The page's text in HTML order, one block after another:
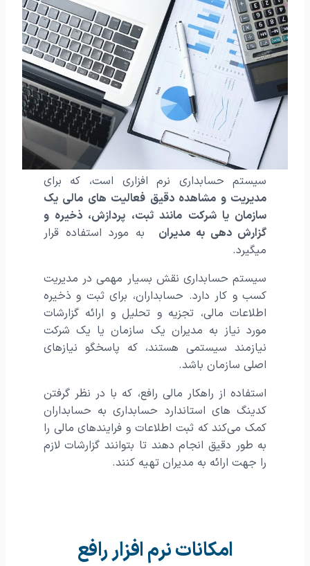
سیستم حسابداری نرم‌ افزاری است، که برای
مدیریت و مشاهده دقیق فعالیت‌ های مالی یک
سازمان یا شرکت مانند ثبت، پردازش، ذخیره و
گزارش‌ دهی به مدیران به مورد استفاده قرار
میگیرد.
سیستم حسابداری نقش بسیار مهمی در مدیریت
کسب‌ و کار دارد. حسابداران، برای ثبت و ذخیره
اطلاعات مالی، تجزیه و تحلیل و ارائه گزارشات
مورد نیاز به مدیران یک سازمان یا یک شرکت
نیازمند سیستمی هستند، که پاسخگو نیازهای
اصلی سازمان باشد.
استفاده از راهکار مالی رافع، که با در نظر گرفتن
کدینگ های استاندارد حسابداری به حسابداران
کمک می‌کند که ثبت اطلاعات و فرایندهای مالی را
به طور دقیق انجام دهند تا بتوانند گزارشات لازم
را جهت ارائه به مدیران تهیه کنند.
امکانات نرم افزار رافع